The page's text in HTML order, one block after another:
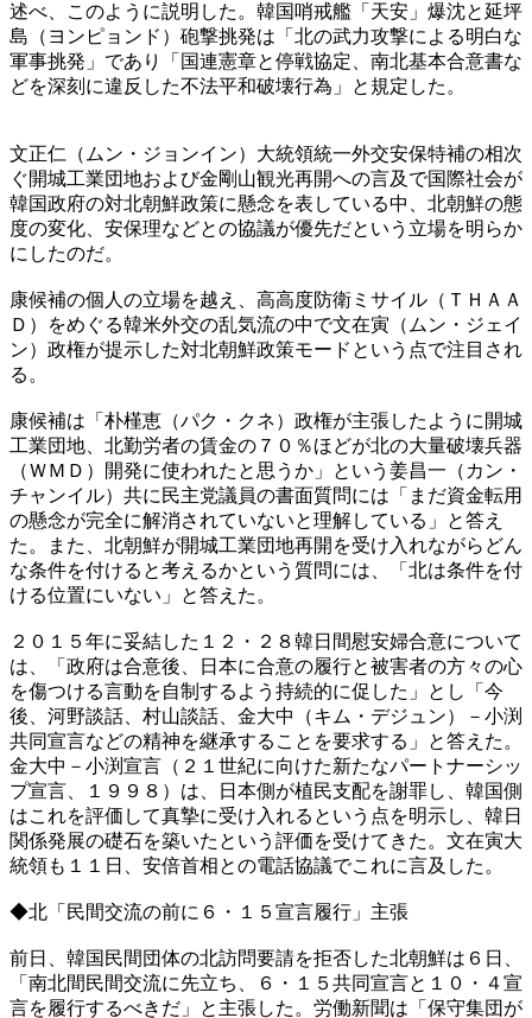
述べ、このように説明した。韓国哨戒艦「天安」爆沈と延坪
島（ヨンピョンド）砲撃挑発は「北の武力攻撃による明白な
軍事挑発」であり「国連憲章と停戦協定、南北基本合意書な
どを深刻に違反した不法平和破壊行為」と規定した。
文正仁（ムン・ジョンイン）大統領統一外交安保特補の相次
ぐ開城工業団地および金剛山観光再開への言及で国際社会が
韓国政府の対北朝鮮政策に懸念を表している中、北朝鮮の態
度の変化、安保理などとの協議が優先だという立場を明らか
にしたのだ。
康候補の個人の立場を越え、高高度防衛ミサイル（ＴＨＡＡ
Ｄ）をめぐる韓米外交の乱気流の中で文在寅（ムン・ジェイ
ン）政権が提示した対北朝鮮政策モードという点で注目され
る。
康候補は「朴槿恵（パク・クネ）政権が主張したように開城
工業団地、北勤労者の賃金の７０％ほどが北の大量破壊兵器
（ＷＭＤ）開発に使われたと思うか」という姜昌一（カン・
チャンイル）共に民主党議員の書面質問には「まだ資金転用
の懸念が完全に解消されていないと理解している」と答え
た。また、北朝鮮が開城工業団地再開を受け入れながらどん
な条件を付けると考えるかという質問には、「北は条件を付
ける位置にいない」と答えた。
２０１５年に妥結した１２・２８韓日間慰安婦合意について
は、「政府は合意後、日本に合意の履行と被害者の方々の心
を傷つける言動を自制するよう持続的に促した」とし「今
後、河野談話、村山談話、金大中（キム・デジュン）－小渕
共同宣言などの精神を継承することを要求する」と答えた。
金大中－小渕宣言（２１世紀に向けた新たなパートナーシッ
プ宣言、１９９８）は、日本側が植民支配を謝罪し、韓国側
はこれを評価して真摯に受け入れるという点を明示し、韓日
関係発展の礎石を築いたという評価を受けてきた。文在寅大
統領も１１日、安倍首相との電話協議でこれに言及した。
◆北「民間交流の前に６・１５宣言履行」主張
前日、韓国民間団体の北訪問要請を拒否した北朝鮮は６日、
「南北間民間交流に先立ち、６・１５共同宣言と１０・４宣
言を履行するべきだ」と主張した。労働新聞は「保守集団が